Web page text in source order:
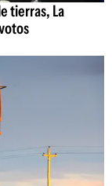
tierras, La